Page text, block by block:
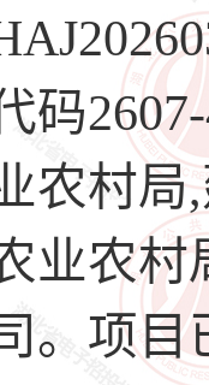
码
农村
业农
。项